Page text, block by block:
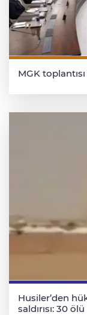
MGK
Husiler’den
saldırısı: 30 ölü